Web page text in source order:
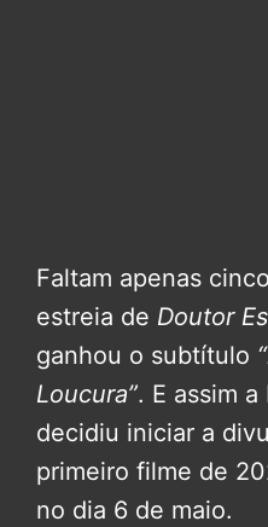
Faltam apenas
estreia de Doutor
ganhou o subtítulo
Loucura”. E assim
decidiu iniciar a
primeiro filme de
no dia 6 de maio.